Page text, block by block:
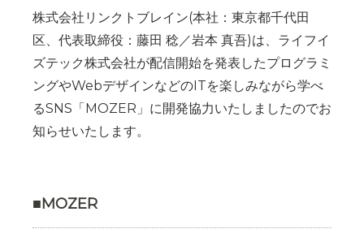
株式会社リンクトブレイン(本社：東京都千代田
区、代表取締役：藤田 稔／岩本 真吾)は、ライフイ
ズテック株式会社が配信開始を発表したプログラミ
ングやWebデザインなどのITを楽しみながら学べ
るSNS「MOZER」に開発協力いたしましたのでお
知らせいたします。
■MOZER